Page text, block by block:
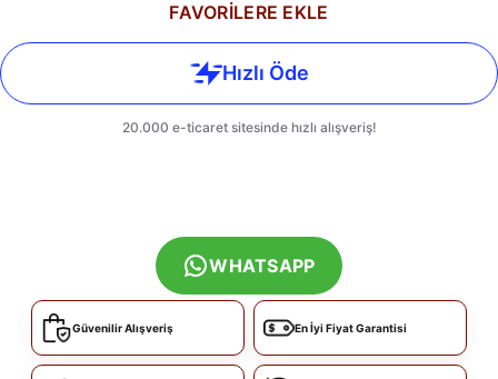
FAVORİLERE EKLE
WHATSAPP
Güvenilir Alışveriş En İyi Fiyat Garantisi